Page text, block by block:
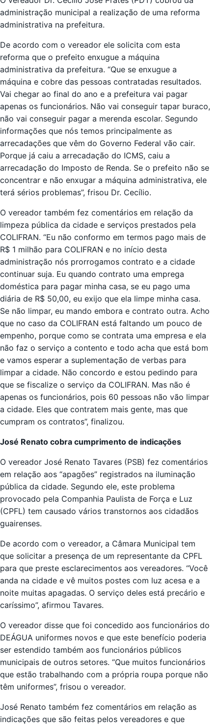
administração municipal a realização de uma reforma
administrativa na prefeitura.
De acordo com o vereador ele solicita com esta
reforma que o prefeito enxugue a máquina
administrativa da prefeitura. “Que se enxugue a
máquina e cobre das pessoas contratadas resultados.
Vai chegar ao final do ano e a prefeitura vai pagar
apenas os funcionários. Não vai conseguir tapar buraco,
não vai conseguir pagar a merenda escolar. Segundo
informações que nós temos principalmente as
arrecadações que vêm do Governo Federal vão cair.
Porque já caiu a arrecadação do ICMS, caiu a
arrecadação do Imposto de Renda. Se o prefeito não se
concentrar e não enxugar a máquina administrativa, ele
terá sérios problemas”, frisou Dr. Cecílio.
O vereador também fez comentários em relação da
limpeza pública da cidade e serviços prestados pela
COLIFRAN. “Eu não conformo em termos pago mais de
R$ 1 milhão para COLIFRAN e no início desta
administração nós prorrogamos contrato e a cidade
continuar suja. Eu quando contrato uma emprega
doméstica para pagar minha casa, se eu pago uma
diária de R$ 50,00, eu exijo que ela limpe minha casa.
Se não limpar, eu mando embora e contrato outra. Acho
que no caso da COLIFRAN está faltando um pouco de
empenho, porque como se contrata uma empresa e ela
não faz o serviço a contento e todo acha que está bom
e vamos esperar a suplementação de verbas para
limpar a cidade. Não concordo e estou pedindo para
que se fiscalize o serviço da COLIFRAN. Mas não é
apenas os funcionários, pois 60 pessoas não vão limpar
a cidade. Eles que contratem mais gente, mas que
cumpram os contratos”, finalizou.
José Renato cobra cumprimento de indicações
O vereador José Renato Tavares (PSB) fez comentários
em relação aos “apagões” registrados na iluminação
pública da cidade. Segundo ele, este problema
provocado pela Companhia Paulista de Força e Luz
(CPFL) tem causado vários transtornos aos cidadãos
guairenses.
De acordo com o vereador, a Câmara Municipal tem
que solicitar a presença de um representante da CPFL
para que preste esclarecimentos aos vereadores. “Você
anda na cidade e vê muitos postes com luz acesa e a
noite muitas apagadas. O serviço deles está precário e
caríssimo”, afirmou Tavares.
O vereador disse que foi concedido aos funcionários do
DEÁGUA uniformes novos e que este benefício poderia
ser estendido também aos funcionários públicos
municipais de outros setores. “Que muitos funcionários
que estão trabalhando com a própria roupa porque não
têm uniformes”, frisou o vereador.
José Renato também fez comentários em relação as
indicações que são feitas pelos vereadores e que